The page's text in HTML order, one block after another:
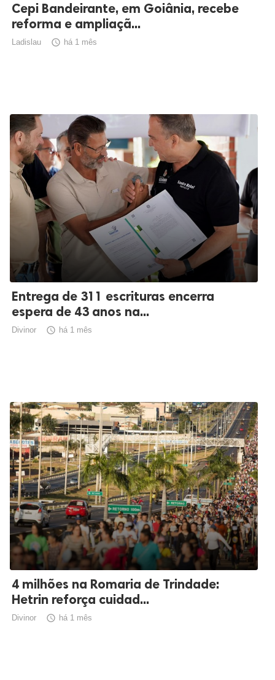
Cepi Bandeirante, em Goiânia, recebe
reforma e ampliaçã...
Ladislau  há 1 mês
Entrega de 311 escrituras encerra
espera de 43 anos na...
Divinor  há 1 mês
4 milhões na Romaria de Trindade:
Hetrin reforça cuidad...
Divinor  há 1 mês